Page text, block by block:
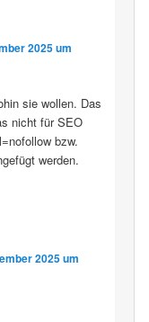
2025 um
sie wollen. Das
nicht für SEO
bzw.
werden.
2025 um